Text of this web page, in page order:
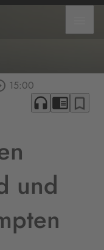
15:00
headphones chrome_reader_mode bookmark_border
und